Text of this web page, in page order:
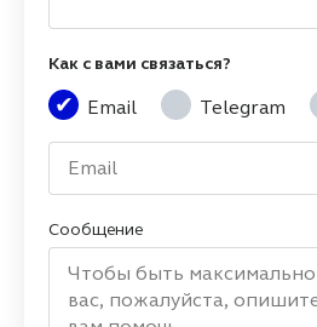
Как с вами связаться?
Email Telegram
Сообщение